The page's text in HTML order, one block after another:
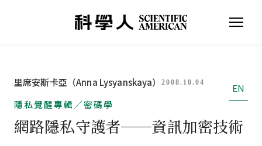
里席安斯卡亞（Anna Lysyanskaya） 2008.10.04
EN
隱私覺醒專輯／密碼學
網路隱私守護者──資訊加密技術